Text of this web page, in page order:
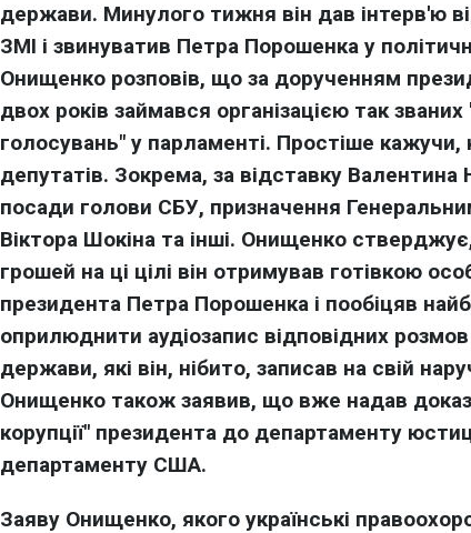
держави. Минулого тижня він дав інтерв'ю
ЗМІ і звинуватив Петра Порошенка у
Онищенко розповів, що за дорученням
двох років займався організацією так
голосувань" у парламенті. Простіше кажучи,
депутатів. Зокрема, за відставку Валентина
посади голови СБУ, призначення
Віктора Шокіна та інші. Онищенко
грошей на ці цілі він отримував готівкою
президента Петра Порошенка і пообіцяв
оприлюднити аудіозапис відповідних
держави, які він, нібито, записав на свій
Онищенко також заявив, що вже надав
корупції" президента до департаменту
департаменту США.
Заяву Онищенко, якого українські